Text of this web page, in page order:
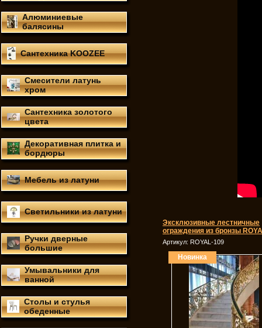
Алюминиевые
балясины
Сантехника KOOZEE
Смесители латунь
хром
Сантехника золотого
цвета
Декоративная плитка и
бордюры
Мебель из латуни
Светильники из латуни
Ручки дверные
большие
Умывальники для
ванной
Столы и стулья
обеденные
Эксклюзивные лестничные
ограждения из бронзы
Артикул: ROYAL-109
Новинка